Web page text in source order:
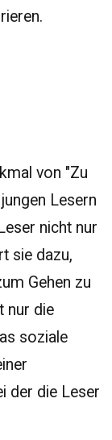
von "Zu
Lesern
nicht nur
sie dazu,
Gehen zu
nur die
soziale
der die Leser